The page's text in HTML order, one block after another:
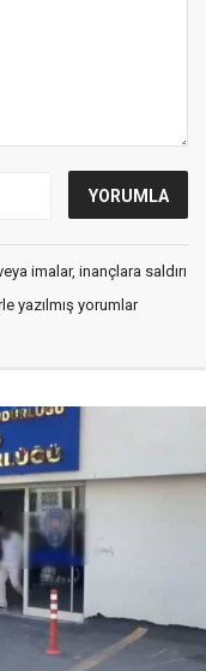
imalar, inançlara saldırı
yazılmış yorumlar